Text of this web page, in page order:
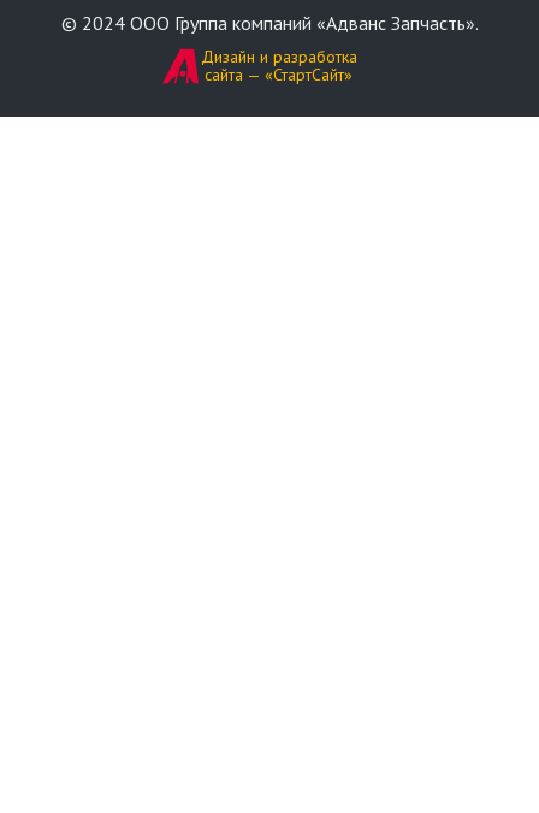
© 2024 ООО Группа компаний «Адванс Запчасть».
Дизайн и разработка
сайта — «СтартСайт»